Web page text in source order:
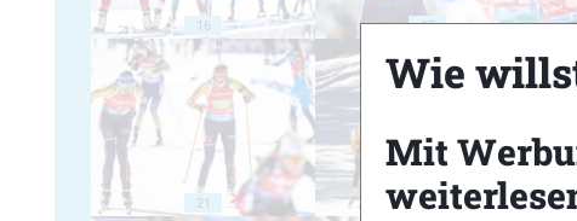
16 17
21 22
Wie
Mit